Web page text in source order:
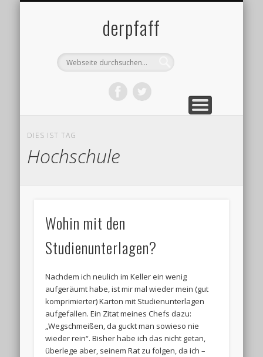
derpfaff
DIES IST TAG
Hochschule
Wohin mit den
Studienunterlagen?
Nachdem ich neulich im Keller ein wenig
aufgeräumt habe, ist mir mal wieder mein (gut
komprimierter) Karton mit Studienunterlagen
aufgefallen. Ein Zitat meines Chefs dazu:
„Wegschmeißen, da guckt man sowieso nie
wieder rein“. Bisher habe ich das nicht getan,
überlege aber, seinem Rat zu folgen, da ich –